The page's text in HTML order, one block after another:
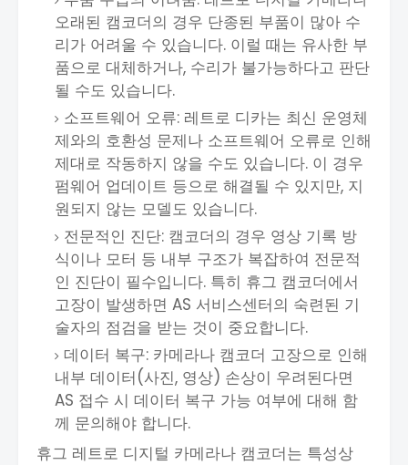
오래된 캠코더의 경우 단종된 부품이 많아 수
리가 어려울 수 있습니다. 이럴 때는 유사한 부
품으로 대체하거나, 수리가 불가능하다고 판단
될 수도 있습니다.
소프트웨어 오류: 레트로 디카는 최신 운영체
제와의 호환성 문제나 소프트웨어 오류로 인해
제대로 작동하지 않을 수도 있습니다. 이 경우
펌웨어 업데이트 등으로 해결될 수 있지만, 지
원되지 않는 모델도 있습니다.
전문적인 진단: 캠코더의 경우 영상 기록 방
식이나 모터 등 내부 구조가 복잡하여 전문적
인 진단이 필수입니다. 특히 휴그 캠코더에서
고장이 발생하면 AS 서비스센터의 숙련된 기
술자의 점검을 받는 것이 중요합니다.
데이터 복구: 카메라나 캠코더 고장으로 인해
내부 데이터(사진, 영상) 손상이 우려된다면
AS 접수 시 데이터 복구 가능 여부에 대해 함
께 문의해야 합니다.
휴그 레트로 디지털 카메라나 캠코더는 특성상